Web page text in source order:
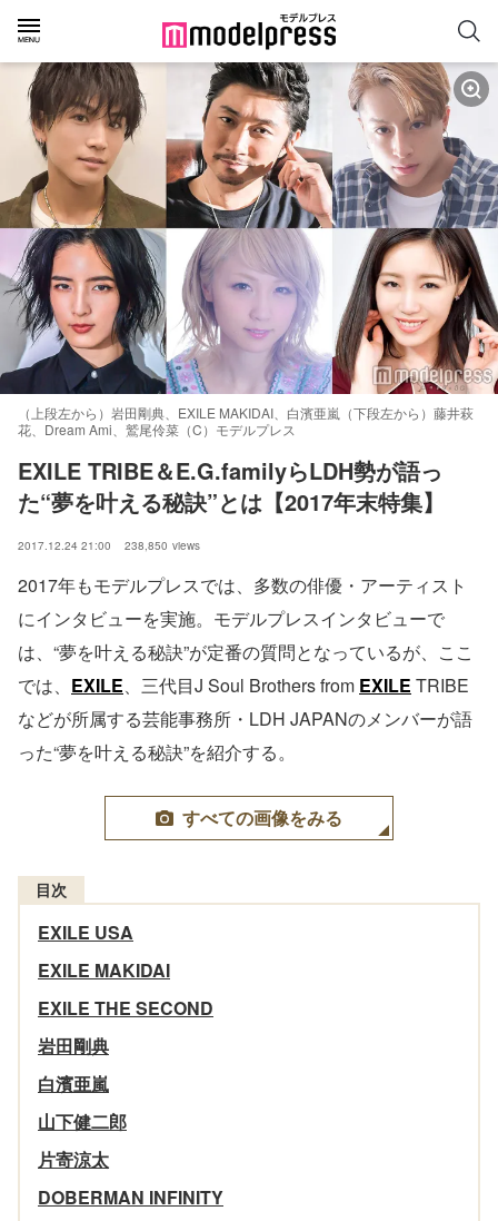
（上段左から）岩田剛典、EXILE MAKIDAI、白濱亜嵐（下段左から）藤井萩
花、Dream Ami、鷲尾伶菜（C）モデルプレス
EXILE TRIBE＆E.G.familyらLDH勢が語っ
た“夢を叶える秘訣”とは【2017年末特集】
2017.12.24 21:00 238,850 views
2017年もモデルプレスでは、多数の俳優・アーティスト
にインタビューを実施。モデルプレスインタビューで
は、“夢を叶える秘訣”が定番の質問となっているが、ここ
では、 EXILE、三代目J Soul Brothers from EXILE TRIBE
などが所属する芸能事務所・LDH JAPANのメンバーが語
った“夢を叶える秘訣”を紹介する。
すべての画像をみる
目次
EXILE USA
EXILE MAKIDAI
EXILE THE SECOND
岩田剛典
白濱亜嵐
山下健二郎
片寄涼太
DOBERMAN INFINITY